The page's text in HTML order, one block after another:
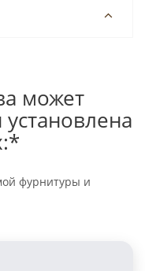
может
фурнитуры и